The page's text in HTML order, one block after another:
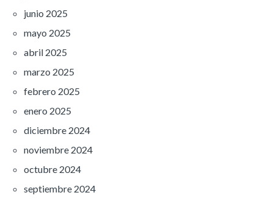
junio 2025
mayo 2025
abril 2025
marzo 2025
febrero 2025
enero 2025
diciembre 2024
noviembre 2024
octubre 2024
septiembre 2024